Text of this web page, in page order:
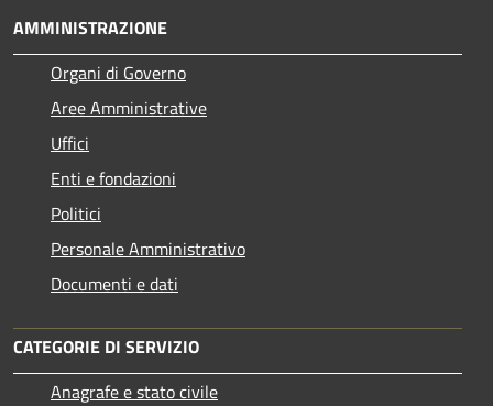
AMMINISTRAZIONE
Organi di Governo
Aree Amministrative
Uffici
Enti e fondazioni
Politici
Personale Amministrativo
Documenti e dati
CATEGORIE DI SERVIZIO
Anagrafe e stato civile